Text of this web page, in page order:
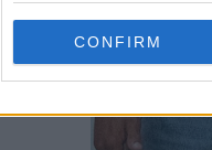
CONFIRM